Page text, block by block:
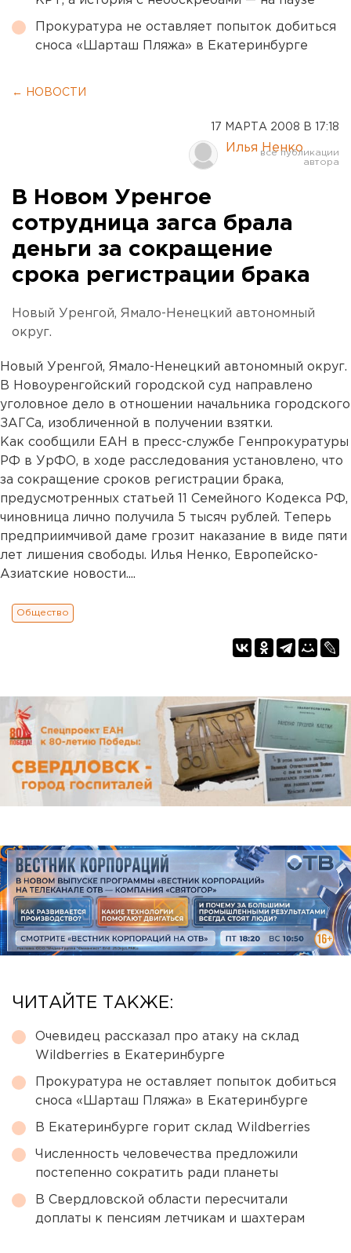
Прокуратура не оставляет попыток добиться
сноса «Шарташ Пляжа» в Екатеринбурге
← НОВОСТИ
17 МАРТА 2008 В 17:18
Илья Ненко
В Новом Уренгое
сотрудница загса брала
деньги за сокращение
срока регистрации брака
Новый Уренгой, Ямало-Ненецкий автономный
округ.
Новый Уренгой, Ямало-Ненецкий автономный округ.
В Новоуренгойский городской суд направлено
уголовное дело в отношении начальника городского
ЗАГСа, изобличенной в получении взятки.
Как сообщили ЕАН в пресс-службе Генпрокуратуры
РФ в УрФО, в ходе расследования установлено, что
за сокращение сроков регистрации брака,
предусмотренных статьей 11 Семейного Кодекса РФ,
чиновница лично получила 5 тысяч рублей. Теперь
предприимчивой даме грозит наказание в виде пяти
лет лишения свободы. Илья Ненко, Европейско-
Азиатские новости....
Общество
ЧИТАЙТЕ ТАКЖЕ:
Очевидец рассказал про атаку на склад
Wildberries в Екатеринбурге
Прокуратура не оставляет попыток добиться
сноса «Шарташ Пляжа» в Екатеринбурге
В Екатеринбурге горит склад Wildberries
Численность человечества предложили
постепенно сократить ради планеты
В Свердловской области пересчитали
доплаты к пенсиям летчикам и шахтерам